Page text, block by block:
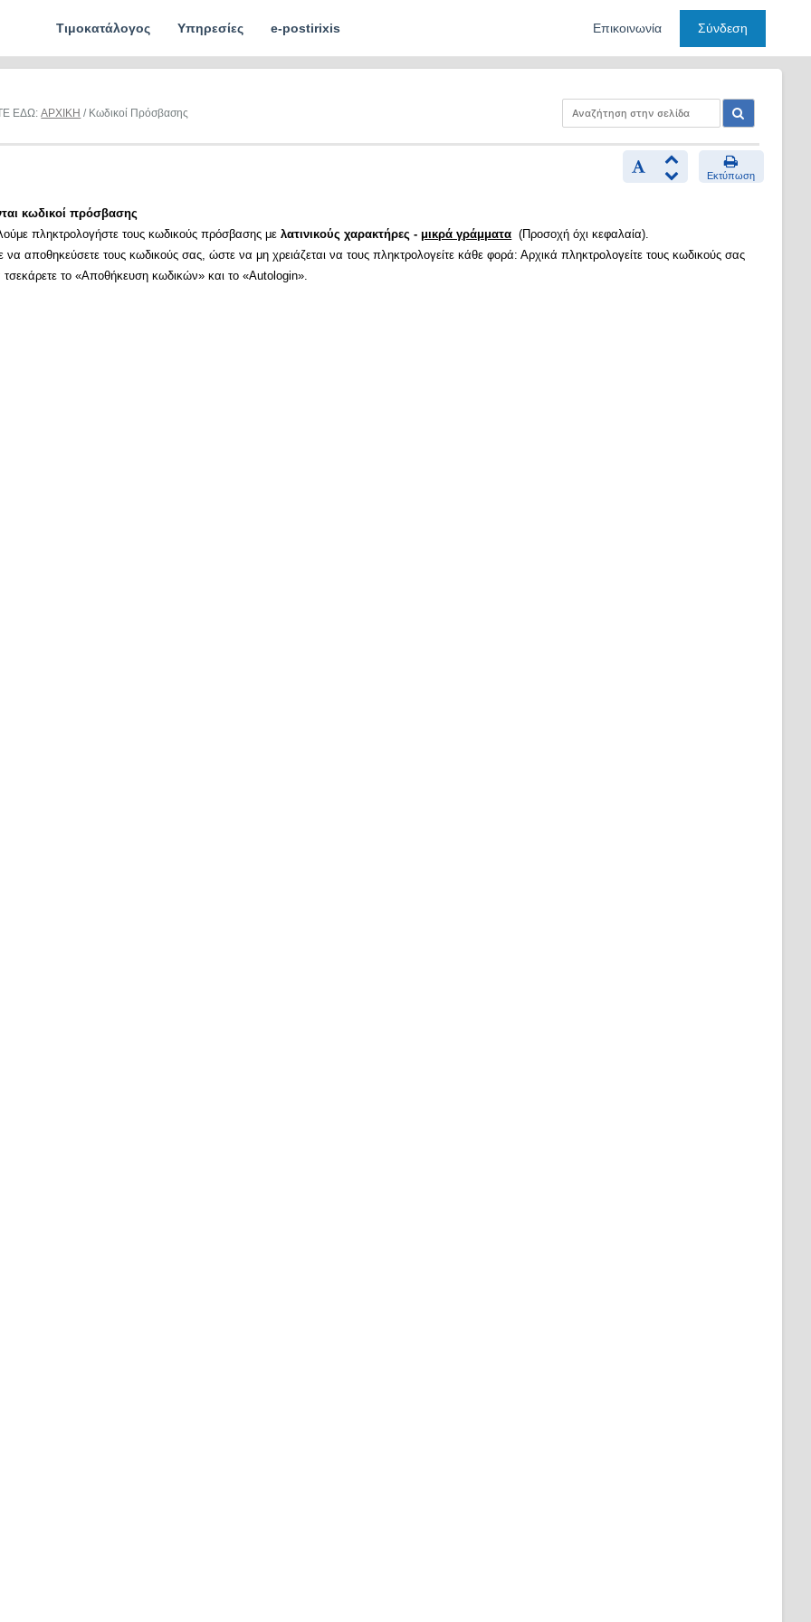
Τιμοκατάλογος Υπηρεσίες e-postirixis Επικοινωνία Σύνδεση
ΕΔΩ:ΑΡΧΙΚΗ / Κωδικοί Πρόσβασης
Εκτύπωση
κωδικοί πρόσβασης
πληκτρολογήστε τους κωδικούς πρόσβασης μελατινικούς χαρακτήρες - μικρά γράμματα (Προσοχή όχι κεφαλαία).
να αποθηκεύσετε τους κωδικούς σας, ώστε να μη χρειάζεται να τους πληκτρολογείτε κάθε φορά: Αρχικά πληκτρολογείτε τους κωδικούς σας
τσεκάρετε το «Αποθήκευση κωδικών» και το «Autologin».